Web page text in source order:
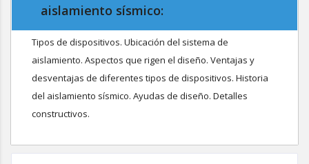
aislamiento sísmico:
Tipos de dispositivos. Ubicación del sistema de
aislamiento. Aspectos que rigen el diseño. Ventajas y
desventajas de diferentes tipos de dispositivos. Historia
del aislamiento sísmico. Ayudas de diseño. Detalles
constructivos.